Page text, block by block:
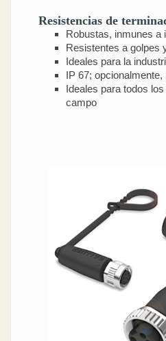
Resistencias de
Robustas, inmunes a
Resistentes a golpes
Ideales para la
IP 67; opcionalmente,
Ideales para todos
campo